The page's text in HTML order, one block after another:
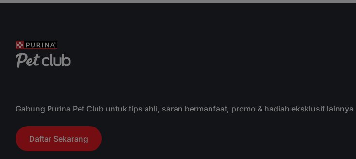
Gabung Purina Pet Club untuk tips ahli, saran bermanfaat, promo & hadiah eksklusif lainnya.
Daftar Sekarang